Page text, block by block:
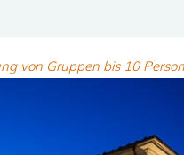
von Gruppen bis 10